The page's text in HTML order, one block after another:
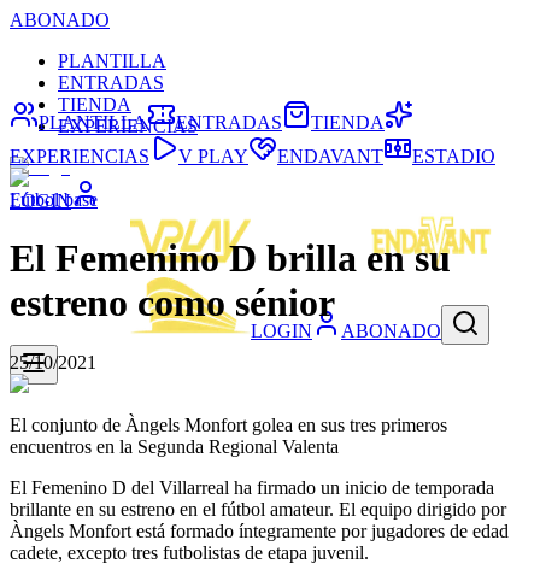
ABONADO
PLANTILLA
ENTRADAS
TIENDA
EXPERIENCIAS
LOGIN
LOGIN ABONADO
PLANTILLA ENTRADAS
TIENDA
EXPERIENCIAS
V PLAY ENDAVANT ESTADIO
Fútbol base
El Femenino D brilla en su
estreno como sénior
25/10/2021
El conjunto de Àngels Monfort golea en sus tres primeros
encuentros en la Segunda Regional Valenta
El Femenino D del Villarreal ha firmado un inicio de temporada
brillante en su estreno en el fútbol amateur. El equipo dirigido por
Àngels Monfort está formado íntegramente por jugadores de edad
cadete, excepto tres futbolistas de etapa juvenil.